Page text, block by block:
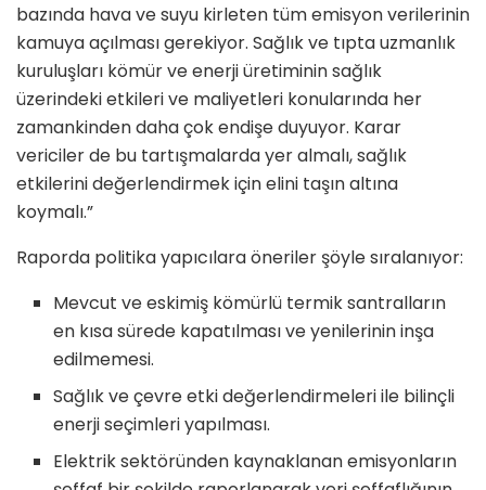
bazında hava ve suyu kirleten tüm emisyon verilerinin
kamuya açılması gerekiyor. Sağlık ve tıpta uzmanlık
kuruluşları kömür ve enerji üretiminin sağlık
üzerindeki etkileri ve maliyetleri konularında her
zamankinden daha çok endişe duyuyor. Karar
vericiler de bu tartışmalarda yer almalı, sağlık
etkilerini değerlendirmek için elini taşın altına
koymalı.”
Raporda politika yapıcılara öneriler şöyle sıralanıyor:
Mevcut ve eskimiş kömürlü termik santralların
en kısa sürede kapatılması ve yenilerinin inşa
edilmemesi.
Sağlık ve çevre etki değerlendirmeleri ile bilinçli
enerji seçimleri yapılması.
Elektrik sektöründen kaynaklanan emisyonların